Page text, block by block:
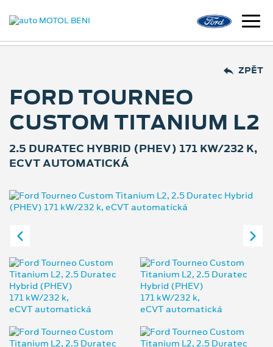
ZPĚT
FORD TOURNEO
CUSTOM TITANIUM L2
2.5 DURATEC HYBRID (PHEV) 171 KW/232 K,
ECVT AUTOMATICKÁ